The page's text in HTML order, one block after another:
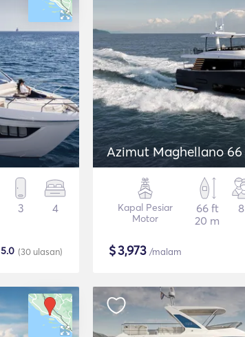
3 4
(30 ulasan)
5.0
Azimut Maghellano 66
Kapal Pesiar
Motor
66 ft
20 m
8
$3,973 /malam